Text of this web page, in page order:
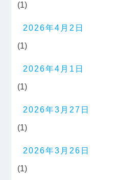
(1)
2026年4月2日
(1)
2026年4月1日
(1)
2026年3月27日
(1)
2026年3月26日
(1)